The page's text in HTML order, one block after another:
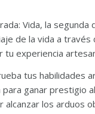
Vida, la
de la vida a
tu experiencia
tus habilidades
ganar prestigio
los arduos